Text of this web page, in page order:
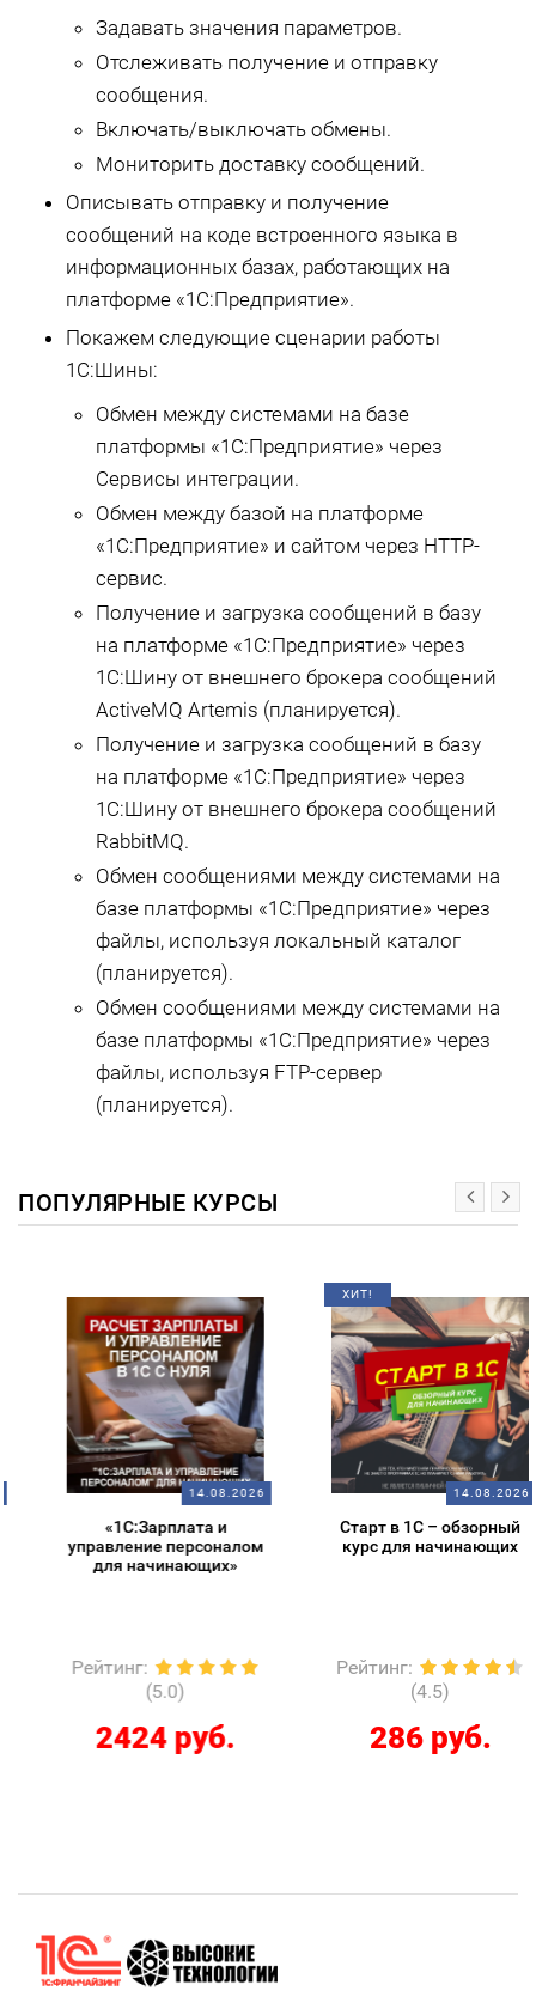
Задавать значения параметров.
Отслеживать получение и отправку
сообщения.
Включать/выключать обмены.
Мониторить доставку сообщений.
Описывать отправку и получение
сообщений на коде встроенного языка в
информационных базах, работающих на
платформе «1С:Предприятие».
Покажем следующие сценарии работы
1С:Шины:
Обмен между системами на базе
платформы «1С:Предприятие» через
Сервисы интеграции.
Обмен между базой на платформе
«1С:Предприятие» и сайтом через HTTP-
сервис.
Получение и загрузка сообщений в базу
на платформе «1С:Предприятие» через
1С:Шину от внешнего брокера сообщений
ActiveMQ Artemis (планируется).
Получение и загрузка сообщений в базу
на платформе «1С:Предприятие» через
1С:Шину от внешнего брокера сообщений
RabbitMQ.
Обмен сообщениями между системами на
базе платформы «1С:Предприятие» через
файлы, используя локальный каталог
(планируется).
Обмен сообщениями между системами на
базе платформы «1С:Предприятие» через
файлы, используя FTP-сервер
(планируется).
ПОПУЛЯРНЫЕ КУРСЫ
14.08.2026
«1С:Зарплата и
управление персоналом
для начинающих»
Рейтинг:
(5.0)
2424 руб.
ХИТ!
14.08.2026
Старт в 1С – обзорный
курс для начинающих
Рейтинг:
(4.5)
286 руб.